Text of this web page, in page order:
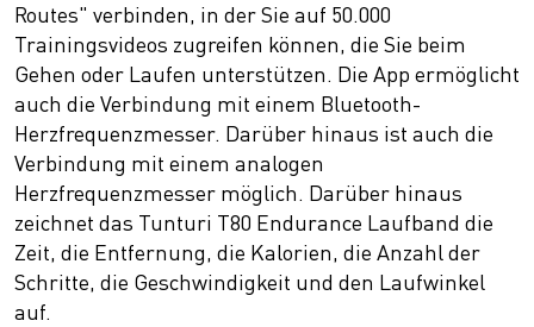
Routes" verbinden, in der Sie auf 50.000
Trainingsvideos zugreifen können, die Sie beim
Gehen oder Laufen unterstützen. Die App ermöglicht
auch die Verbindung mit einem Bluetooth-
Herzfrequenzmesser. Darüber hinaus ist auch die
Verbindung mit einem analogen
Herzfrequenzmesser möglich. Darüber hinaus
zeichnet das Tunturi T80 Endurance Laufband die
Zeit, die Entfernung, die Kalorien, die Anzahl der
Schritte, die Geschwindigkeit und den Laufwinkel
auf.